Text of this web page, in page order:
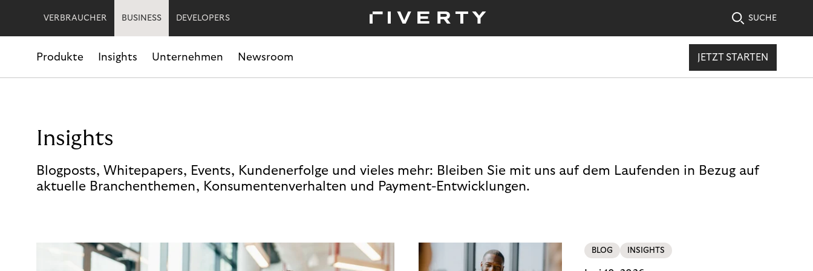
VERBRAUCHER BUSINESS DEVELOPERS SUCHE
Produkte Insights Unternehmen Newsroom JETZT STARTEN
Insights
Blogposts, Whitepapers, Events, Kundenerfolge und vieles mehr: Bleiben Sie mit uns auf dem Laufenden in Bezug auf
aktuelle Branchenthemen, Konsumentenverhalten und Payment-Entwicklungen.
BLOG INSIGHTS